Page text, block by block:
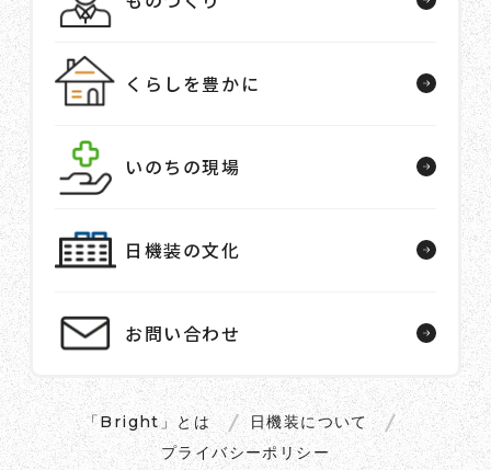
くらしを豊かに
いのちの現場
日機装の文化
お問い合わせ
「Bright」とは
日機装について
プライバシーポリシー